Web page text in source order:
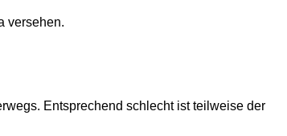
versehen.
Entsprechend schlecht ist teilweise der